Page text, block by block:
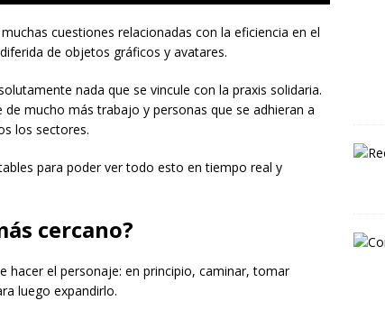
cuestiones relacionadas con la eficiencia en el
de objetos gráficos y avatares.
nada que se vincule con la praxis solidaria.
mucho más trabajo y personas que se adhieran a
los sectores.
para poder ver todo esto en tiempo real y
cercano?
hacer el personaje: en principio, caminar, tomar
luego expandirlo.